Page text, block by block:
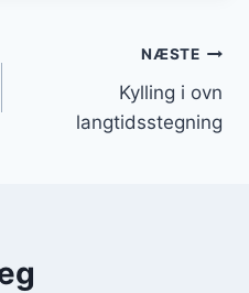
NÆSTE
Kylling i ovn
langtidsstegning